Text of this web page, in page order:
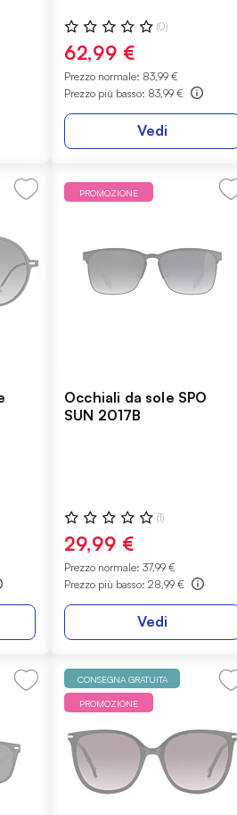
Valutazione:
0%
(0)
62,99 €
Prezzo normale: 83,99 €
Prezzo più basso: 83,99 €
Vedi
PROMOZIONE
Occhiali da sole SPO
SUN 2017B
Valutazione:
0%
(1)
29,99 €
Prezzo normale: 37,99 €
Prezzo più basso: 28,99 €
Vedi
CONSEGNA GRATUITA
PROMOZIONE